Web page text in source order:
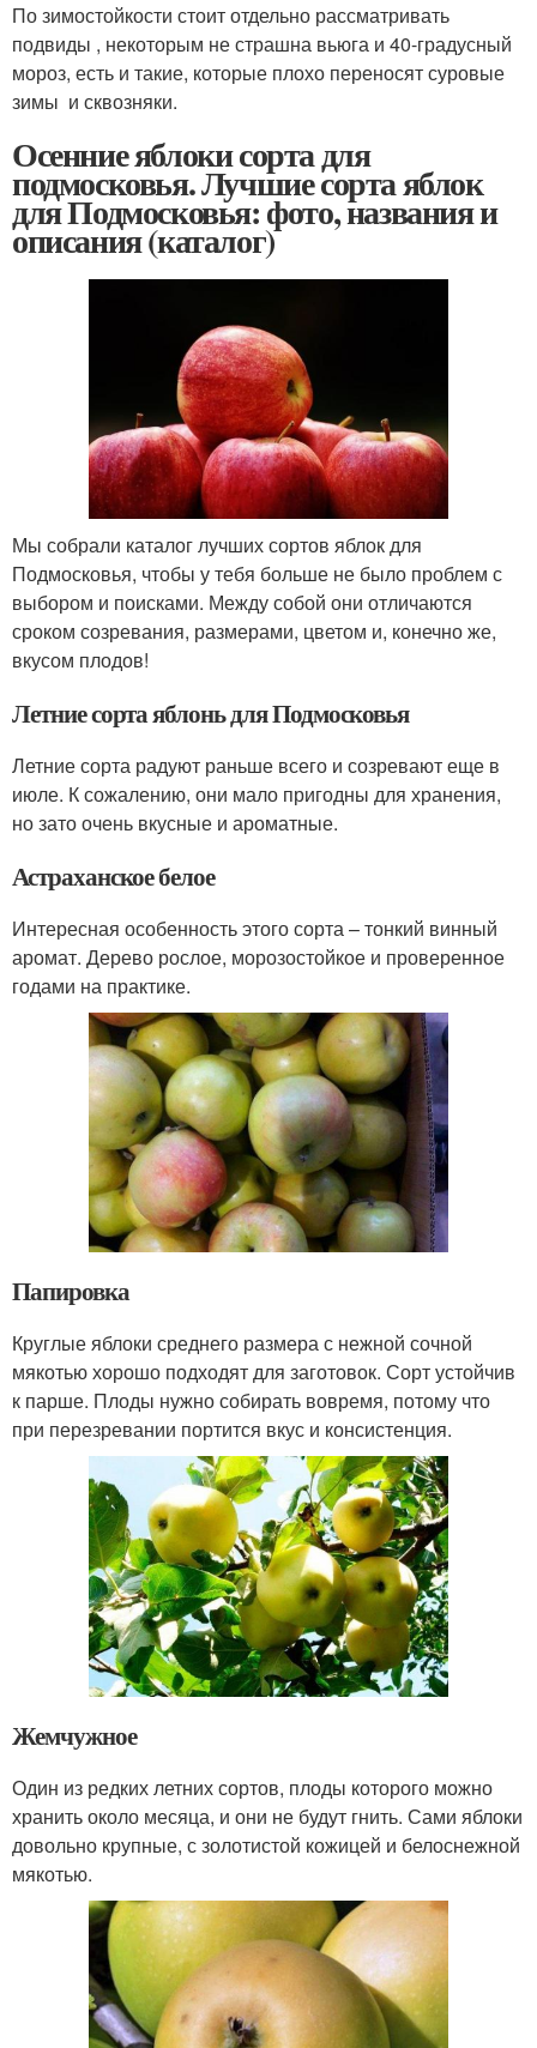
По зимостойкости стоит отдельно рассматривать
подвиды , некоторым не страшна вьюга и 40-градусный
мороз, есть и такие, которые плохо переносят суровые
зимы и сквозняки.
Осенние яблоки сорта для
подмосковья. Лучшие сорта яблок
для Подмосковья: фото, названия и
описания (каталог)
Мы собрали каталог лучших сортов яблок для
Подмосковья, чтобы у тебя больше не было проблем с
выбором и поисками. Между собой они отличаются
сроком созревания, размерами, цветом и, конечно же,
вкусом плодов!
Летние сорта яблонь для Подмосковья
Летние сорта радуют раньше всего и созревают еще в
июле. К сожалению, они мало пригодны для хранения,
но зато очень вкусные и ароматные.
Астраханское белое
Интересная особенность этого сорта – тонкий винный
аромат. Дерево рослое, морозостойкое и проверенное
годами на практике.
Папировка
Круглые яблоки среднего размера с нежной сочной
мякотью хорошо подходят для заготовок. Сорт устойчив
к парше. Плоды нужно собирать вовремя, потому что
при перезревании портится вкус и консистенция.
Жемчужное
Один из редких летних сортов, плоды которого можно
хранить около месяца, и они не будут гнить. Сами яблоки
довольно крупные, с золотистой кожицей и белоснежной
мякотью.